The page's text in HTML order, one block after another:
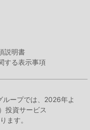
説明書
する表示事項
ープでは、2026年よ
投資サービス
ます。